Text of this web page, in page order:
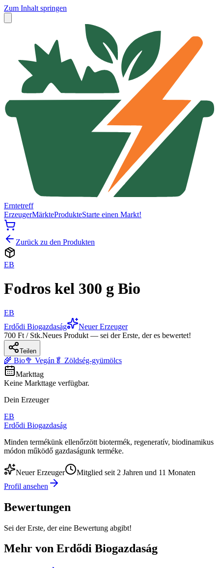
Zum Inhalt springen
Erntetreff
ErzeugerMärkteProdukteStarte einen Markt!
Zurück zu den Produkten
EB
Fodros kel 300 g Bio
EB
Erdődi Biogazdaság
Neuer Erzeuger
700 Ft / Stk.Neues Produkt — sei der Erste, der es bewertet!
Teilen
🌾 Bio🥦 Vegán 🥬 Zöldség-gyümölcs
Markttag
Keine Markttage verfügbar.
Dein Erzeuger
EB
Erdődi Biogazdaság
Minden termékünk ellenőrzött biotermék, regeneratív, biodinamikus
módon működő gazdaságunk terméke.
Neuer Erzeuger
Mitglied seit 2 Jahren und 11 Monaten
Profil ansehen
Bewertungen
Sei der Erste, der eine Bewertung abgibt!
Mehr von Erdődi Biogazdaság